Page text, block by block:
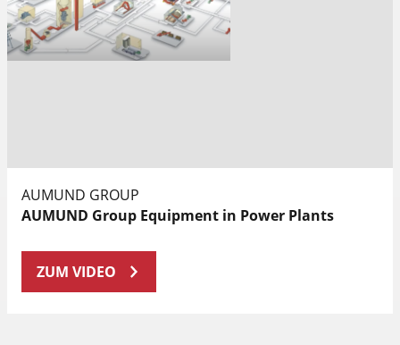
AUMUND GROUP
AUMUND Group Equipment in Power Plants
ZUM VIDEO